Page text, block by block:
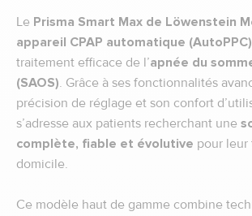
Le Prisma Smart Max de Löwenstein
appareil CPAP automatique (AutoPPC)
traitement efficace de l’apnée du
(SAOS). Grâce à ses fonctionnalités
précision de réglage et son confort
s’adresse aux patients recherchant une
complète, fiable et évolutive pour leur
domicile.
Ce modèle haut de gamme combine